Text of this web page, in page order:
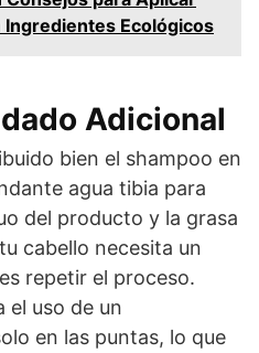
Ingredientes Ecológicos
Adicional
bien el shampoo en
agua tibia para
del producto y la grasa
cabello necesita un
repetir el proceso.
el uso de un
en las puntas, lo que